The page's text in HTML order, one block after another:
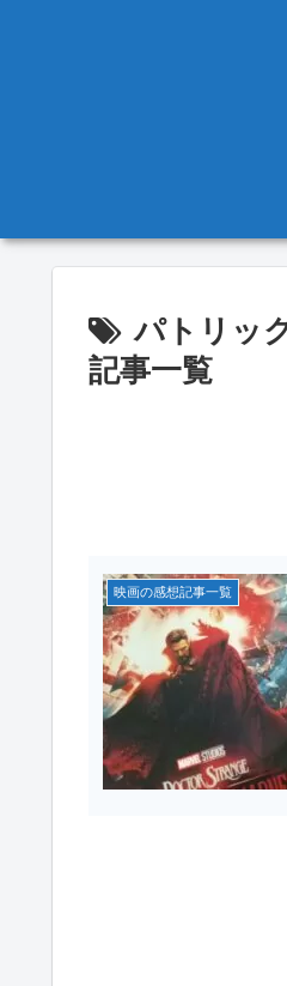
パトリッ
記事一覧
映画の感想記事一覧